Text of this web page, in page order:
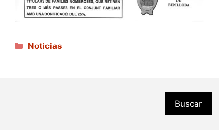
Categorías
Noticias
Buscar